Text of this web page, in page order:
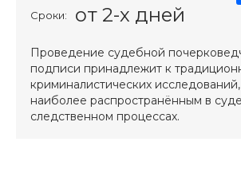
Сроки: от 2-х дней
Проведение судебной
подписи принадлежит к
криминалистических
наиболее распространённым в
следственном процессах.